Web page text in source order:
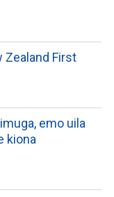
Zealand First
emo uila
kiona